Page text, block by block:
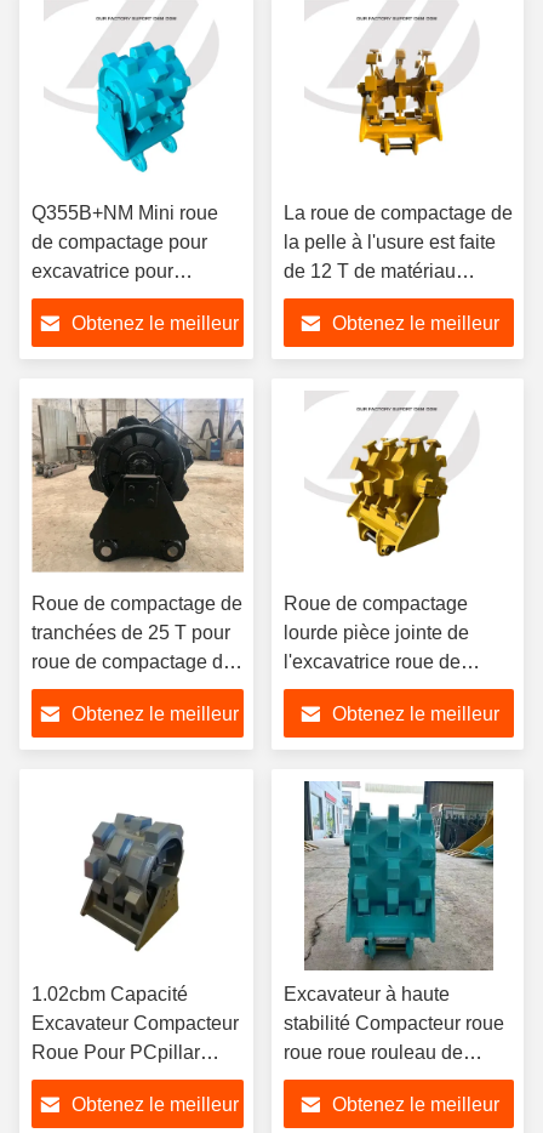
Q355B+NM Mini roue
de compactage pour
excavatrice pour
Kobelco SK60
Obtenez le meilleur
La roue de compactage de
la pelle à l'usure est faite
de 12 T de matériau
Q355B+NM
Obtenez le meilleur
Roue de compactage de
tranchées de 25 T pour
roue de compactage de
la saleté des
excavatrices
Obtenez le meilleur
Roue de compactage
lourde pièce jointe de
l'excavatrice roue de
compactage de 7 tonnes
Obtenez le meilleur
1.02cbm Capacité
Excavateur Compacteur
Roue Pour PCpillar
Komatsu JCB Hitachi
Obtenez le meilleur
Excavateur à haute
stabilité Compacteur roue
roue roue rouleau de
compactage
Obtenez le meilleur